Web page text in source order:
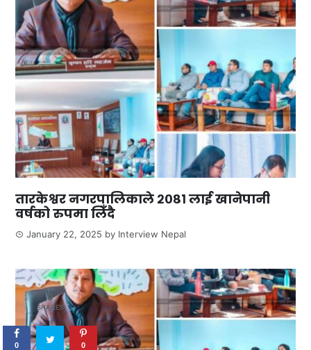
तारकेश्वर नगरपालिकाले २०८१ लाई खानेपानी
वर्षको रुपमा लिँदै
January 22, 2025 by Interview Nepal
0
SHARES
0 0